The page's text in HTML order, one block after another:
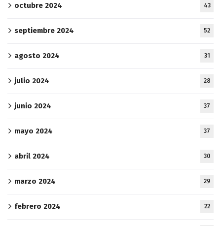
octubre 2024 43
septiembre 2024 52
agosto 2024 31
julio 2024 28
junio 2024 37
mayo 2024 37
abril 2024 30
marzo 2024 29
febrero 2024 22